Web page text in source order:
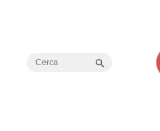
Search